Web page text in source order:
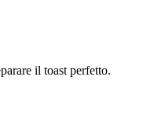
il toast perfetto.